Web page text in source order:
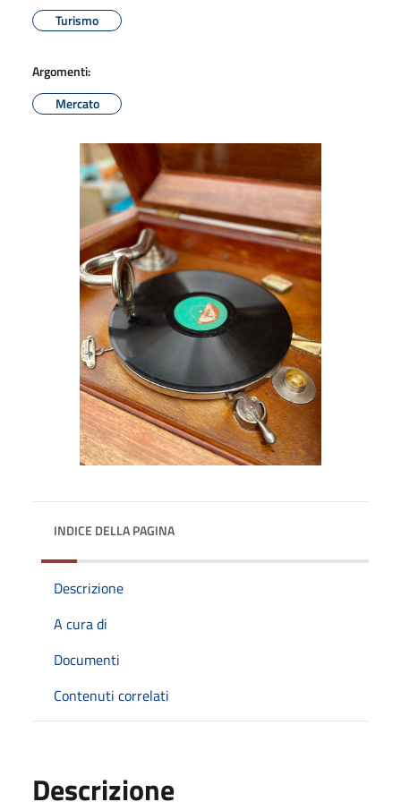
Turismo
Argomenti:
Mercato
INDICE DELLA PAGINA
Descrizione
A cura di
Documenti
Contenuti correlati
Descrizione